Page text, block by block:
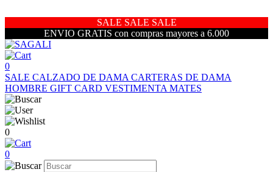
SALE SALE SALE
ENVIO GRATIS con compras mayores a 6.000
0
SALE CALZADO DE DAMA CARTERAS DE DAMA
HOMBRE GIFT CARD VESTIMENTA MATES
0
0